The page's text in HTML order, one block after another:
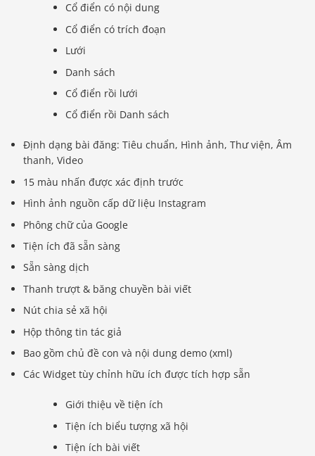
Cổ điển có nội dung
Cổ điển có trích đoạn
Lưới
Danh sách
Cổ điển rồi lưới
Cổ điển rồi Danh sách
Định dạng bài đăng: Tiêu chuẩn, Hình ảnh, Thư viện, Âm
thanh, Video
15 màu nhấn được xác định trước
Hình ảnh nguồn cấp dữ liệu Instagram
Phông chữ của Google
Tiện ích đã sẵn sàng
Sẵn sàng dịch
Thanh trượt & băng chuyền bài viết
Nút chia sẻ xã hội
Hộp thông tin tác giả
Bao gồm chủ đề con và nội dung demo (xml)
Các Widget tùy chỉnh hữu ích được tích hợp sẵn
Giới thiệu về tiện ích
Tiện ích biểu tượng xã hội
Tiện ích bài viết